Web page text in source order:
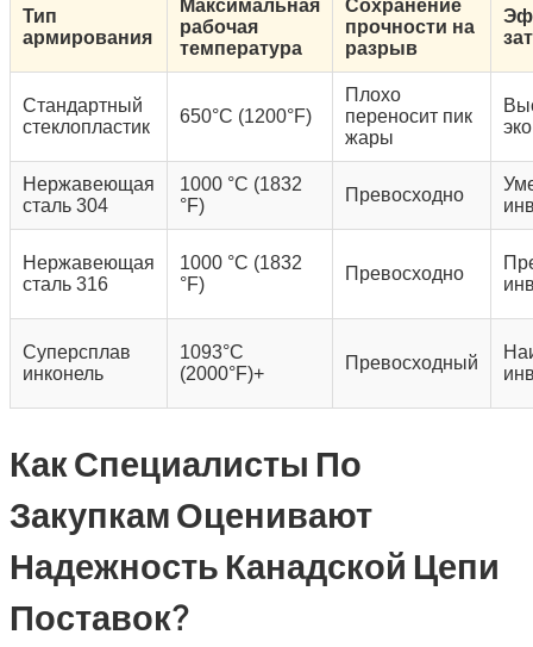
Тип
армирования
Максимальная
рабочая
температура
Сохранение
прочности на
разрыв
Стандартный
стеклопластик
650°C (1200°F)
Плохо
переносит пик
жары
Нержавеющая
сталь 304
1000 °C (1832
°F)
Превосходно
Нержавеющая
сталь 316
1000 °C (1832
°F)
Превосходно
Суперсплав
инконель
1093°C
(2000°F)+
Превосходный
Как Специалисты По
Закупкам Оценивают
Надежность Канадской Цепи
Поставок?